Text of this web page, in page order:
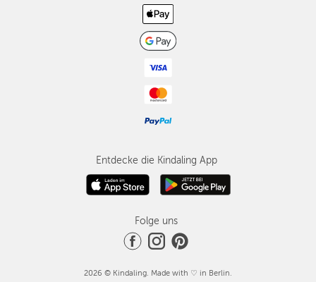
Entdecke die Kindaling App
Folge uns
2026 © Kindaling. Made with ♡ in Berlin.